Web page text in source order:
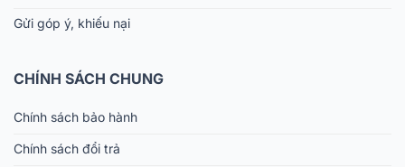
Gửi góp ý, khiếu nại
CHÍNH SÁCH CHUNG
Chính sách bảo hành
Chính sách đổi trả